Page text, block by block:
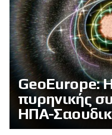
GeoEurope:
πυρηνικής
ΗΠΑ-